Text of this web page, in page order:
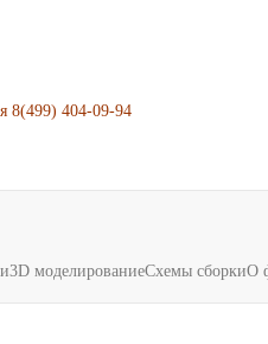
8(499) 404-09-94
3D моделированиеСхемы сборкиО